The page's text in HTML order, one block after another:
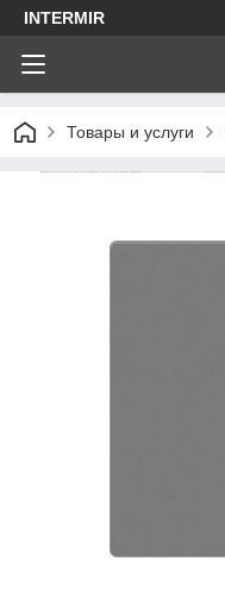
INTERMIR
Товары и услуги